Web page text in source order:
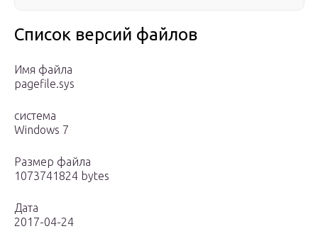
Список версий файлов
Имя файла
pagefile.sys
система
Windows 7
Размер файла
1073741824 bytes
Дата
2017-04-24